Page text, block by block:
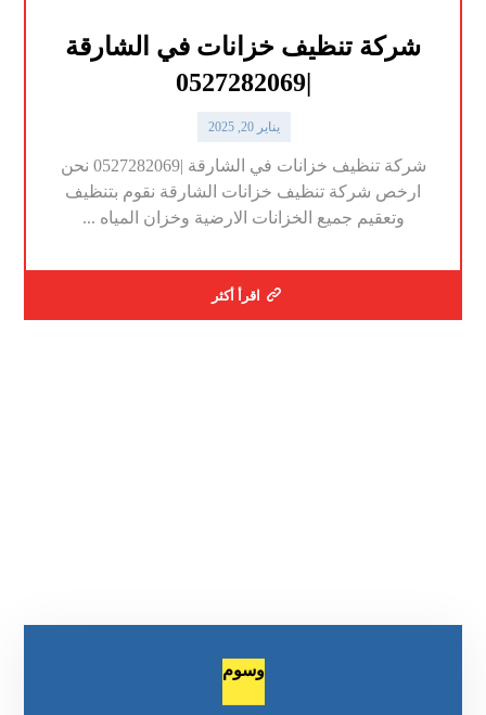
شركة تنظيف خزانات في الشارقة
|0527282069
يناير 20, 2025
شركة تنظيف خزانات في الشارقة |0527282069 نحن
ارخص شركة تنظيف خزانات الشارقة نقوم بتنظيف
وتعقيم جميع الخزانات الارضية وخزان المياه ...
اقرأ أكثر
وسوم